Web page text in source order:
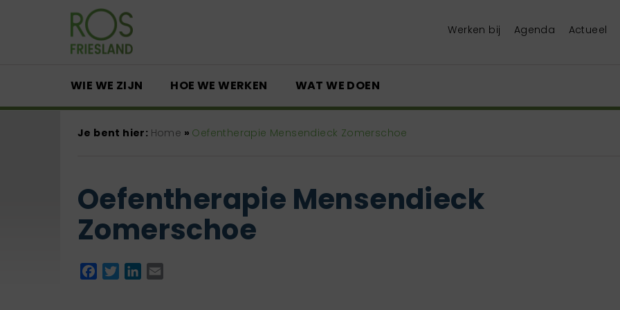
Werken bij Agenda Actueel
WIE WE ZIJN HOE WE WERKEN WAT WE DOEN
Je bent hier: Home » Oefentherapie Mensendieck Zomerschoe
Oefentherapie Mensendieck
Zomerschoe
Facebook
TwitterLinkedIn